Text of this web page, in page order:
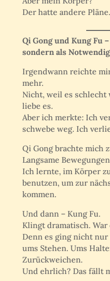
Der hatte andere Pläne.
Qi Gong und Kung Fu
sondern als
Irgendwann reichte
mehr.
Nicht, weil es schlecht
liebe es.
Aber ich merkte: Ich
schwebe weg. Ich
Qi Gong brachte mich
Langsame
Ich lernte, im Körper
benutzen, um zur
kommen.
Und dann – Kung Fu.
Klingt dramatisch. War
Denn es ging nicht
ums Stehen. Ums
Zurückweichen.
Und ehrlich? Das fällt